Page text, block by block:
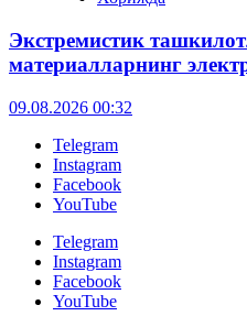
Экстремистик
материалларнинг
09.08.2026 00:32
Telegram
Instagram
Facebook
YouTube
Telegram
Instagram
Facebook
YouTube